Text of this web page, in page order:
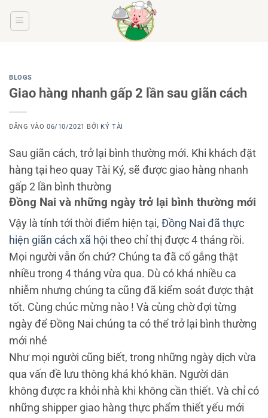
BLOGS
Giao hàng nhanh gấp 2 lần sau giãn cách
ĐĂNG VÀO06/10/2021 BỞI KÝ TÀI
Sau giãn cách, trở lại bình thường mới. Khi khách đặt
hàng tại heo quay Tài Ký, sẽ được giao hàng nhanh
gấp 2 lần bình thường
Đồng Nai và những ngày trở lại bình thường mới
Vậy là tính tới thời điểm hiện tại, Đồng Nai đã thực
hiện giãn cách xã hội theo chỉ thị được 4 tháng rồi.
Mọi người vẫn ổn chứ? Chúng ta đã cố gắng thật
nhiều trong 4 tháng vừa qua. Dù có khá nhiều ca
nhiễm nhưng chúng ta cũng đã kiểm soát được thật
tốt. Cùng chúc mừng nào ! Và cùng chờ đợi từng
ngày để Đồng Nai chúng ta có thể trở lại bình thường
mới nhé
Như mọi người cũng biết, trong những ngày dịch vừa
qua vấn đề lưu thông khá khó khăn. Người dân
không được ra khỏi nhà khi không cần thiết. Và chỉ có
những shipper giao hàng thực phẩm thiết yếu mới